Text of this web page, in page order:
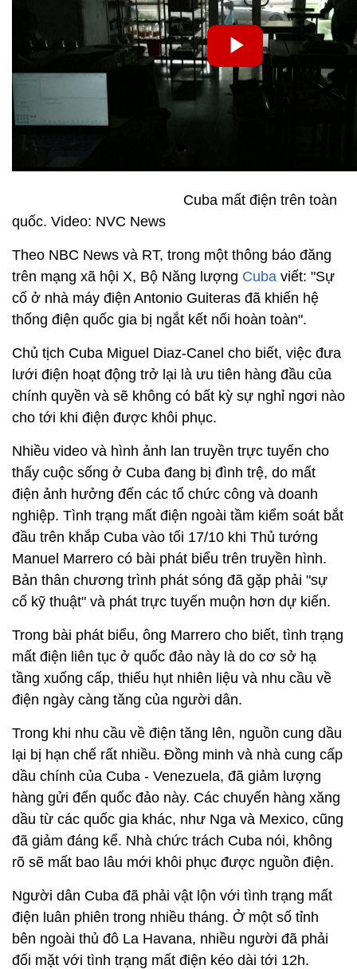
Cuba mất điện trên toàn
quốc. Video: NVC News
Theo NBC News và RT, trong một thông báo đăng
trên mạng xã hội X, Bộ Năng lượng Cuba viết: "Sự
cố ở nhà máy điện Antonio Guiteras đã khiến hệ
thống điện quốc gia bị ngắt kết nối hoàn toàn".
Chủ tịch Cuba Miguel Diaz-Canel cho biết, việc đưa
lưới điện hoạt động trở lại là ưu tiên hàng đầu của
chính quyền và sẽ không có bất kỳ sự nghỉ ngơi nào
cho tới khi điện được khôi phục.
Nhiều video và hình ảnh lan truyền trực tuyến cho
thấy cuộc sống ở Cuba đang bị đình trệ, do mất
điện ảnh hưởng đến các tổ chức công và doanh
nghiệp. Tình trạng mất điện ngoài tầm kiểm soát bắt
đầu trên khắp Cuba vào tối 17/10 khi Thủ tướng
Manuel Marrero có bài phát biểu trên truyền hình.
Bản thân chương trình phát sóng đã gặp phải "sự
cố kỹ thuật" và phát trực tuyến muộn hơn dự kiến.
Trong bài phát biểu, ông Marrero cho biết, tình trạng
mất điện liên tục ở quốc đảo này là do cơ sở hạ
tầng xuống cấp, thiếu hụt nhiên liệu và nhu cầu về
điện ngày càng tăng của người dân.
Trong khi nhu cầu về điện tăng lên, nguồn cung dầu
lại bị hạn chế rất nhiều. Đồng minh và nhà cung cấp
dầu chính của Cuba - Venezuela, đã giảm lượng
hàng gửi đến quốc đảo này. Các chuyến hàng xăng
dầu từ các quốc gia khác, như Nga và Mexico, cũng
đã giảm đáng kể. Nhà chức trách Cuba nói, không
rõ sẽ mất bao lâu mới khôi phục được nguồn điện.
Người dân Cuba đã phải vật lộn với tình trạng mất
điện luân phiên trong nhiều tháng. Ở một số tỉnh
bên ngoài thủ đô La Havana, nhiều người đã phải
đối mặt với tình trạng mất điện kéo dài tới 12h.